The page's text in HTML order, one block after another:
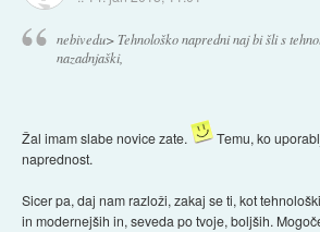
nebivedu> Tehnološko napredni naj bi šli s
nazadnjaški,
Žal imam slabe novice zate.
Temu, ko
naprednost.
Sicer pa, daj nam razloži, zakaj se ti, kot
in modernejših in, seveda po tvoje, boljših.